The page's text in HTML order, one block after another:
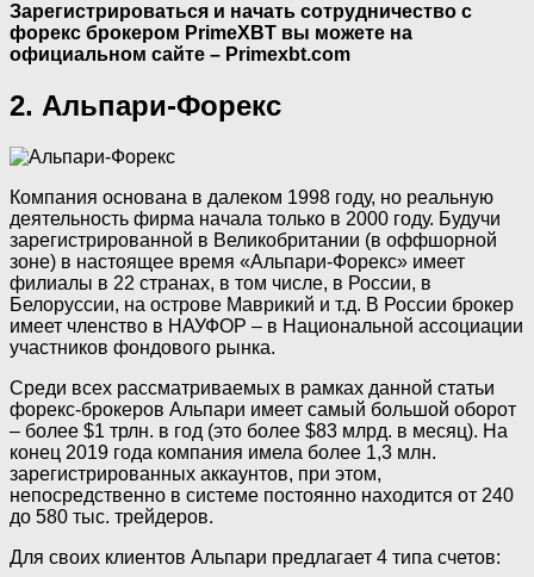
Зарегистрироваться и начать сотрудничество с
форекс брокером PrimeXBT вы можете на
официальном сайте – Primexbt.com
2. Альпари-Форекс
Компания основана в далеком 1998 году, но реальную
деятельность фирма начала только в 2000 году. Будучи
зарегистрированной в Великобритании (в оффшорной
зоне) в настоящее время «Альпари-Форекс» имеет
филиалы в 22 странах, в том числе, в России, в
Белоруссии, на острове Маврикий и т.д. В России брокер
имеет членство в НАУФОР – в Национальной ассоциации
участников фондового рынка.
Среди всех рассматриваемых в рамках данной статьи
форекс-брокеров Альпари имеет самый большой оборот
– более $1 трлн. в год (это более $83 млрд. в месяц). На
конец 2019 года компания имела более 1,3 млн.
зарегистрированных аккаунтов, при этом,
непосредственно в системе постоянно находится от 240
до 580 тыс. трейдеров.
Для своих клиентов Альпари предлагает 4 типа счетов: